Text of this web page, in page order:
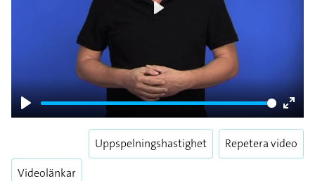
Play
Enter
Videolänkar
Uppspelningshastighet Repetera video